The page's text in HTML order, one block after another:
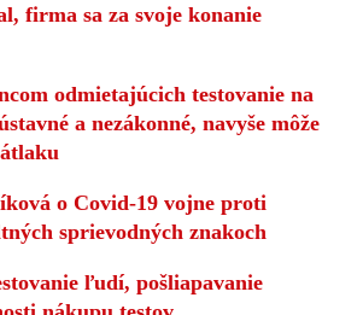
firma sa za svoje konanie
odmietajúcich testovanie na
a nezákonné, navyše môže
o Covid-19 vojne proti
sprievodných znakoch
ľudí, pošliapavanie